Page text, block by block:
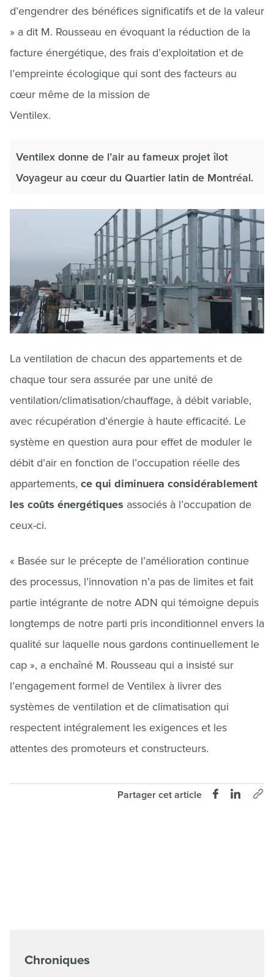
d’engendrer des bénéfices significatifs et de la valeur
» a dit M. Rousseau en évoquant la réduction de la
facture énergétique, des frais d’exploitation et de
l’empreinte écologique qui sont des facteurs au
cœur même de la mission de
Ventilex.
Ventilex donne de l’air au fameux projet îlot
Voyageur au cœur du Quartier latin de Montréal.
La ventilation de chacun des appartements et de
chaque tour sera assurée par une unité de
ventilation/climatisation/chauffage, à débit variable,
avec récupération d’énergie à haute efficacité. Le
système en question aura pour effet de moduler le
débit d’air en fonction de l’occupation réelle des
appartements, ce qui diminuera considérablement
les coûts énergétiques associés à l’occupation de
ceux-ci.
« Basée sur le précepte de l’amélioration continue
des processus, l’innovation n’a pas de limites et fait
partie intégrante de notre ADN qui témoigne depuis
longtemps de notre parti pris inconditionnel envers la
qualité sur laquelle nous gardons continuellement le
cap », a enchaîné M. Rousseau qui a insisté sur
l’engagement formel de Ventilex à livrer des
systèmes de ventilation et de climatisation qui
respectent intégralement les exigences et les
attentes des promoteurs et constructeurs.
Partager cet article
Chroniques